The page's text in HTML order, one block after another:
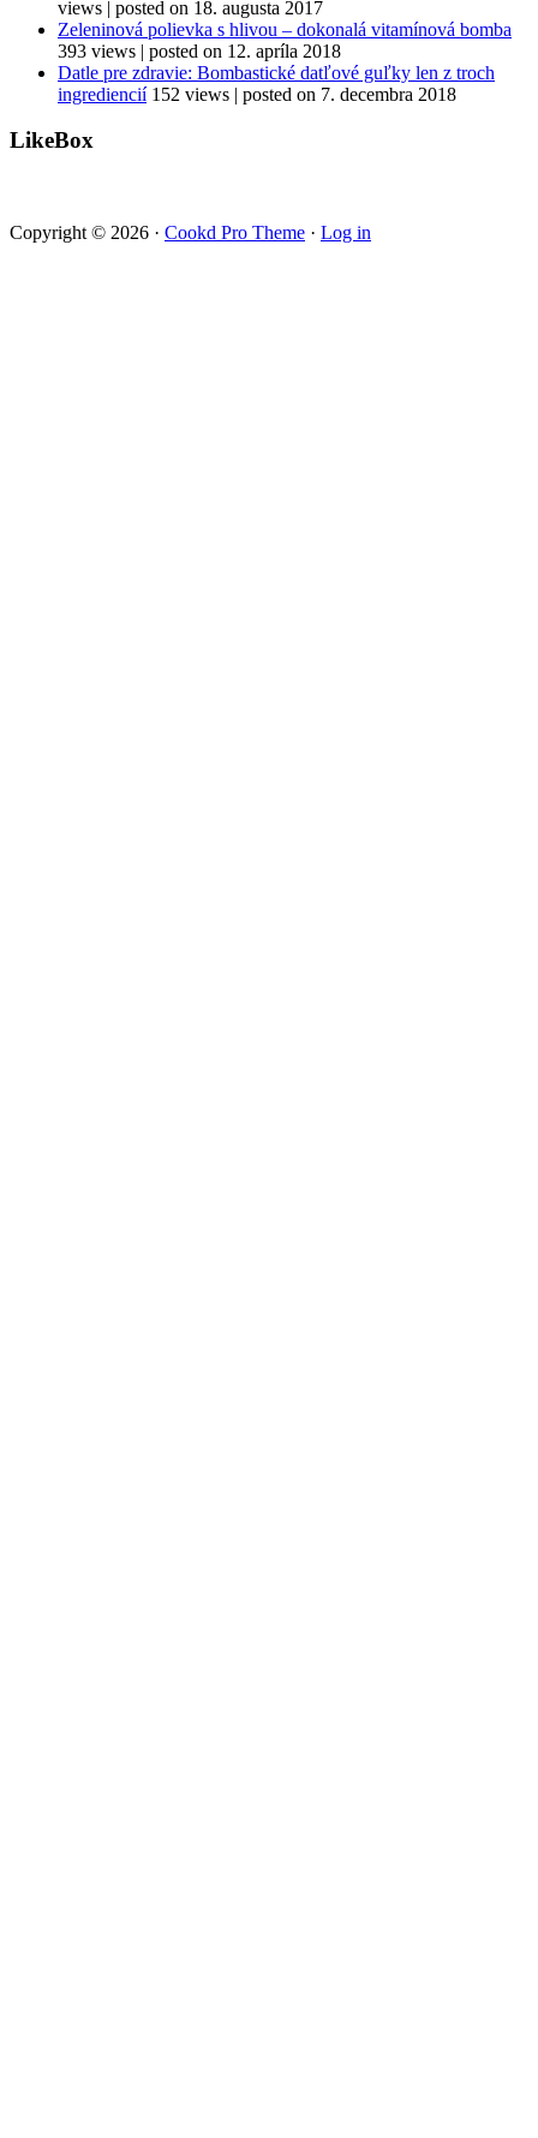
views | posted on 18. augusta 2017
Zeleninová polievka s hlivou – dokonalá vitamínová bomba
393 views | posted on 12. apríla 2018
Datle pre zdravie: Bombastické datľové guľky len z troch
ingrediencií 152 views | posted on 7. decembra 2018
LikeBox
Copyright © 2026 · Cookd Pro Theme · Log in